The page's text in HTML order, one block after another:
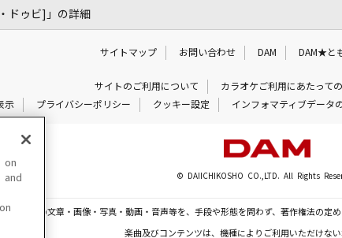
ドゥビ]」の詳細
サイトマップ お問い合わせ DAM DAM★と
サイトのご利用について カラオケご利用にあたって
示
プライバシーポリシー クッキー設定 インフォマティブデータ
© DAIICHIKOSHO CO.,LTD. All Rights
いる一切の文章・画像・写真・動画・音声等を、手段や形態を問わず、著作権法の定
楽曲及びコンテンツは、機種によりご利用いただけない
on